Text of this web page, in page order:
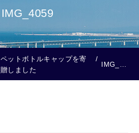
IMG_4059
ペットボトルキャップを寄
贈しました